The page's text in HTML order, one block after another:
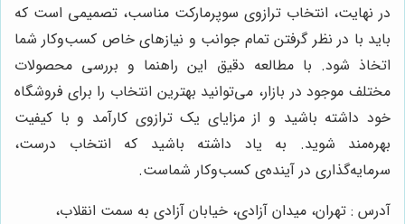
در نهایت، انتخاب ترازوی سوپرمارکت مناسب، تصمیمی است که
باید با در نظر گرفتن تمام جوانب و نیازهای خاص کسب‌وکار شما
اتخاذ شود. با مطالعه دقیق این راهنما و بررسی محصولات
مختلف موجود در بازار، می‌توانید بهترین انتخاب را برای فروشگاه
خود داشته باشید و از مزایای یک ترازوی کارآمد و با کیفیت
بهره‌مند شوید. به یاد داشته باشید که انتخاب درست،
سرمایه‌گذاری در آینده‌ی کسب‌وکار شماست.
آدرس : تهران، میدان آزادی، خیابان آزادی به سمت انقلاب،